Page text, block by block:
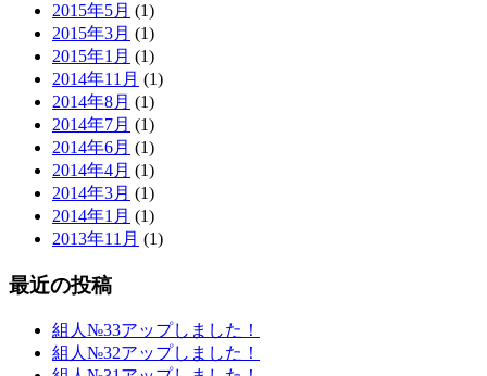
2015年5月 (1)
2015年3月 (1)
2015年1月 (1)
2014年11月 (1)
2014年8月 (1)
2014年7月 (1)
2014年6月 (1)
2014年4月 (1)
2014年3月 (1)
2014年1月 (1)
2013年11月 (1)
最近の投稿
組人№33アップしました！
組人№32アップしました！